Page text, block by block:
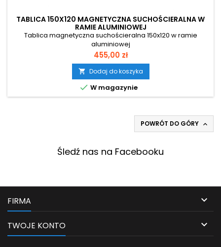
TABLICA 150X120 MAGNETYCZNA SUCHOŚCIERALNA W
RAMIE ALUMINIOWEJ
Tablica magnetyczna suchościeralna 150x120 w ramie
aluminiowej
Cena
455,00 zł
 Dodaj do koszyka
 W magazynie
POWRÓT DO GÓRY 
Śledź nas na Facebooku
FIRMA 
TWOJE KONTO 